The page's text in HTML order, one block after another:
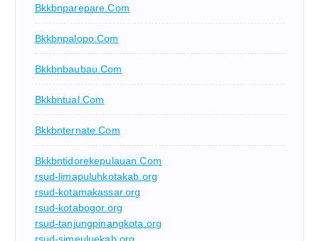
Bkkbnparepare.com
Bkkbnpalopo.com
Bkkbnbaubau.com
Bkkbntual.com
Bkkbnternate.com
Bkkbntidorekepulauan.com
rsud-limapuluhkotakab.org
rsud-kotamakassar.org
rsud-kotabogor.org
rsud-tanjungpinangkota.org
rsud-simeuluekab.org